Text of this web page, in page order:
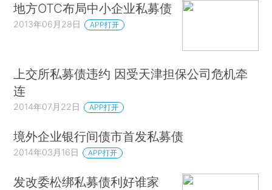
地方OTC布局中小企业私募债
2013年06月28日 APP打开
上交所私募债违约 因受天津担保公司危机牵
连
2014年07月22日 APP打开
境外企业银行间债市首发私募债
2014年03月16日 APP打开
发改委松绑私募债利好谁家